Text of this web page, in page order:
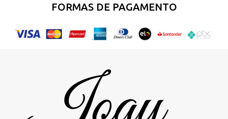
FORMAS DE PAGAMENTO